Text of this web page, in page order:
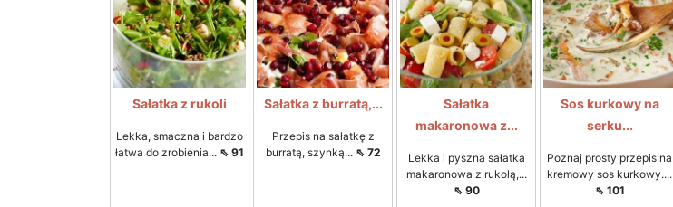
Sałatka z rukoli
Lekka, smaczna i bardzo
łatwa do zrobienia... ⇖ 91
Sałatka z burratą,...
Przepis na sałatkę z
burratą, szynką... ⇖ 72
Sałatka
makaronowa z...
Lekka i pyszna sałatka
makaronowa z rukolą,...
⇖ 90
Sos kurkowy na
serku...
Poznaj prosty przepis na
kremowy sos kurkowy....
⇖ 101